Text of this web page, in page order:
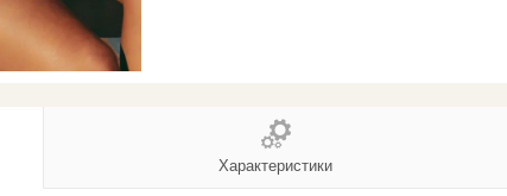
Характеристики